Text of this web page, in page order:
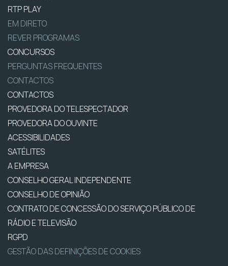
RTP PLAY
EM DIRETO
REVER PROGRAMAS
CONCURSOS
PERGUNTAS FREQUENTES
CONTACTOS
CONTACTOS
PROVEDORA DO TELESPECTADOR
PROVEDORA DO OUVINTE
ACESSIBILIDADES
SATÉLITES
A EMPRESA
CONSELHO GERAL INDEPENDENTE
CONSELHO DE OPINIÃO
CONTRATO DE CONCESSÃO DO SERVIÇO PÚBLICO DE
RÁDIO E TELEVISÃO
RGPD
GESTÃO DAS DEFINIÇÕES DE COOKIES